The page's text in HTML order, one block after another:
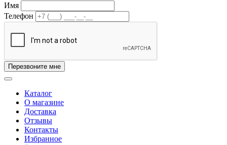
Имя
Телефон
Перезвоните мне
Каталог
О магазине
Доставка
Отзывы
Контакты
Избранное